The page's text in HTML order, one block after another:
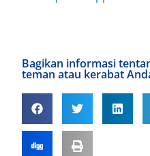
Bagikan informasi
teman atau kerabat